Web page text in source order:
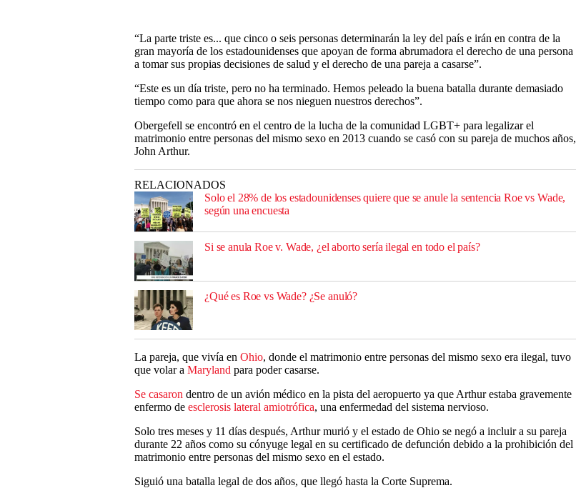
“La parte triste es... que cinco o seis personas determinarán la ley del país e irán en contra de la
gran mayoría de los estadounidenses que apoyan de forma abrumadora el derecho de una persona
a tomar sus propias decisiones de salud y el derecho de una pareja a casarse”.
“Este es un día triste, pero no ha terminado. Hemos peleado la buena batalla durante demasiado
tiempo como para que ahora se nos nieguen nuestros derechos”.
Obergefell se encontró en el centro de la lucha de la comunidad LGBT+ para legalizar el
matrimonio entre personas del mismo sexo en 2013 cuando se casó con su pareja de muchos años,
John Arthur.
RELACIONADOS
Solo el 28% de los estadounidenses quiere que se anule la sentencia Roe vs Wade,
según una encuesta
Si se anula Roe v. Wade, ¿el aborto sería ilegal en todo el país?
¿Qué es Roe vs Wade? ¿Se anuló?
La pareja, que vivía en Ohio, donde el matrimonio entre personas del mismo sexo era ilegal, tuvo
que volar a Maryland para poder casarse.
Se casaron dentro de un avión médico en la pista del aeropuerto ya que Arthur estaba gravemente
enfermo de esclerosis lateral amiotrófica, una enfermedad del sistema nervioso.
Solo tres meses y 11 días después, Arthur murió y el estado de Ohio se negó a incluir a su pareja
durante 22 años como su cónyuge legal en su certificado de defunción debido a la prohibición del
matrimonio entre personas del mismo sexo en el estado.
Siguió una batalla legal de dos años, que llegó hasta la Corte Suprema.